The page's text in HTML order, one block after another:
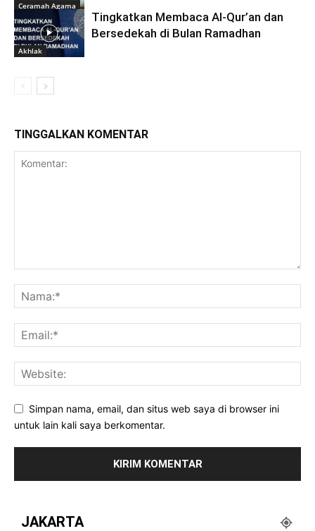
Ceramah Agama
Akhlak
Tingkatkan Membaca Al-Qur’an dan
Bersedekah di Bulan Ramadhan
TINGGALKAN KOMENTAR
Simpan nama, email, dan situs web saya di browser ini
untuk lain kali saya berkomentar.
JAKARTA